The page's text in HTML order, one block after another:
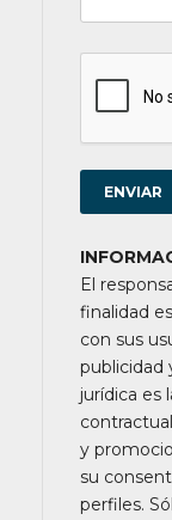
El
finalidad
con sus
publicidad
jurídica es
y
su
perfiles.